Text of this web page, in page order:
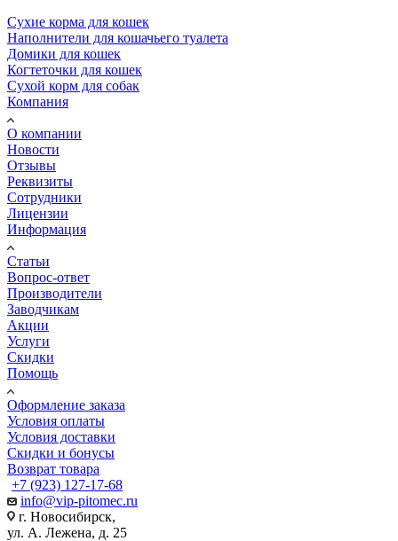
Сухие корма для кошек
Наполнители для кошачьего туалета
Домики для кошек
Когтеточки для кошек
Сухой корм для собак
Компания
О компании
Новости
Отзывы
Реквизиты
Сотрудники
Лицензии
Информация
Статьи
Вопрос-ответ
Производители
Заводчикам
Акции
Услуги
Скидки
Помощь
Оформление заказа
Условия оплаты
Условия доставки
Скидки и бонусы
Возврат товара
+7 (923) 127-17-68
info@vip-pitomec.ru
г. Новосибирск,
ул. А. Лежена, д. 25